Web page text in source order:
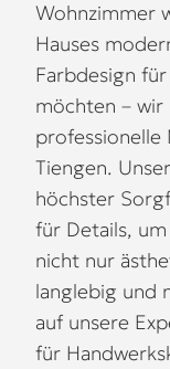
Wohnzimmer
Hauses
Farbdesign
möchten –
professionelle
Tiengen.
höchster
für Details,
nicht nur
langlebig und
auf unsere
für